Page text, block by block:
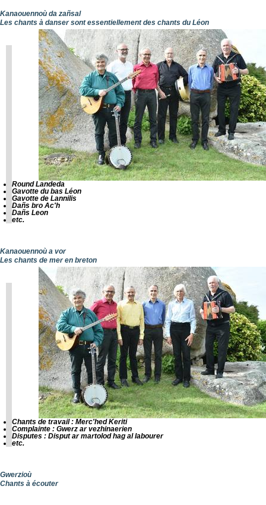
Kanaouennoù da zañsal
Les chants à danser sont essentiellement des chants du Léon
Round Landeda
Gavotte du bas Léon
Gavotte de Lannilis
Dañs bro Ac'h
Dañs Leon
etc.
Kanaouennoù a vor
Les chants de mer en breton
Chants de travail : Merc'hed Keriti
Complainte : Gwerz ar vezhinaerien
Disputes : Disput ar martolod hag al labourer
etc.
Gwerzioù
Chants à écouter